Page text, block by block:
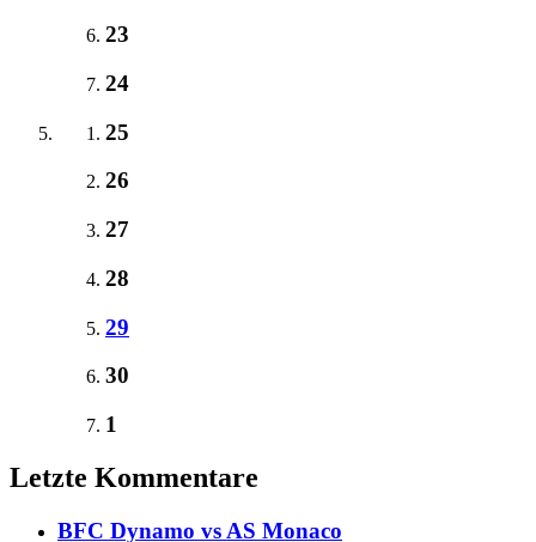
23
24
25
26
27
28
29
30
1
Letzte Kommentare
BFC Dynamo vs AS Monaco